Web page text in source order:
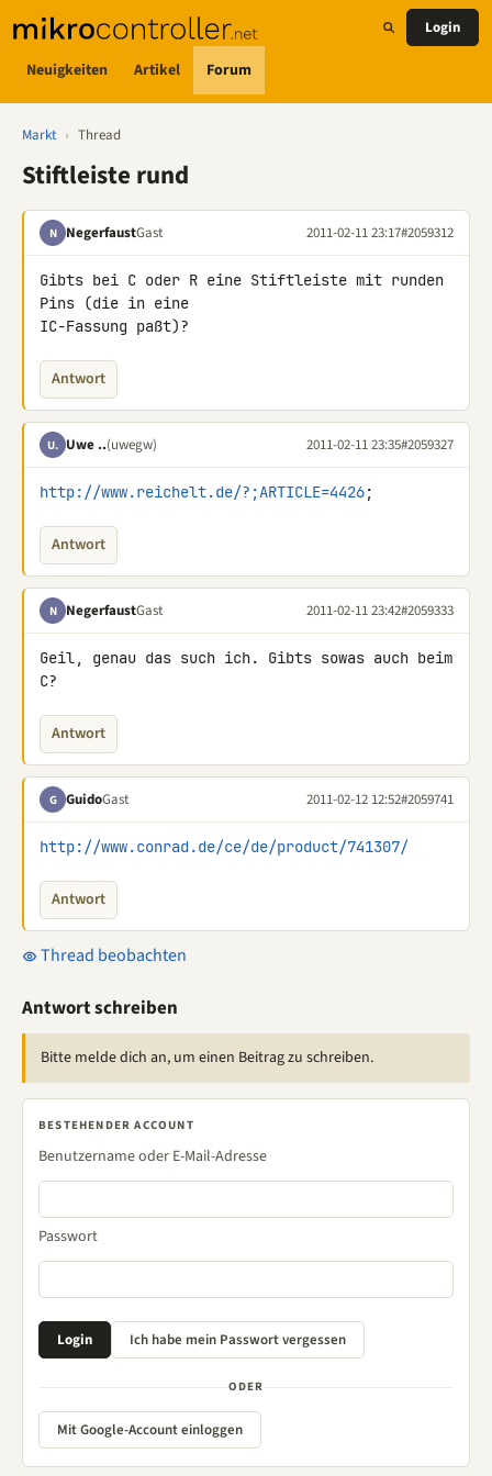
Neuigkeiten Artikel Forum
Login
Markt › Thread
Stiftleiste rund
N NegerfaustGast 2011-02-11 23:17#2059312
Gibts bei C oder R eine Stiftleiste mit runden
Pins (die in eine
IC-Fassung paßt)?
Antwort
U. Uwe ..(uwegw) 2011-02-11 23:35#2059327
http://www.reichelt.de/?;ARTICLE=4426;
Antwort
N NegerfaustGast 2011-02-11 23:42#2059333
Geil, genau das such ich. Gibts sowas auch beim
C?
Antwort
G GuidoGast 2011-02-12 12:52#2059741
http://www.conrad.de/ce/de/product/741307/
Antwort
Thread beobachten
Antwort schreiben
Bitte melde dich an, um einen Beitrag zu schreiben.
BESTEHENDER ACCOUNT
Benutzername oder E-Mail-Adresse
Passwort
ODER
Mit Google-Account einloggen